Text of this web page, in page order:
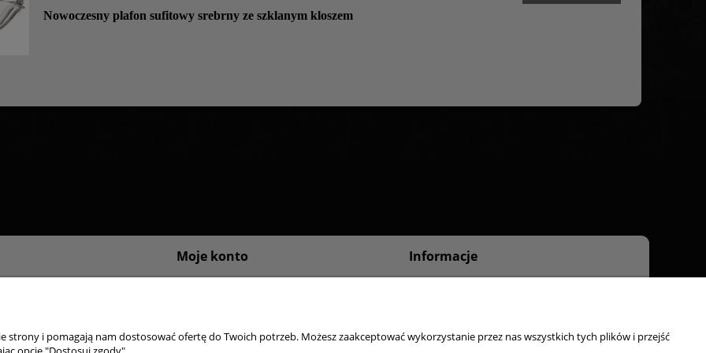
Nowoczesny plafon sufitowy srebrny ze szklanym kloszem
Moje konto
Ustawienia konta
Informacje
strony i pomagają nam dostosować ofertę do Twoich potrzeb. Możesz zaakceptować wykorzystanie przez nas wszystkich tych plików i przejść